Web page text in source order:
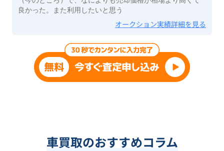
良かった。また利用したいと思う
オークション実績詳細を見る
車買取のおすすめコラム